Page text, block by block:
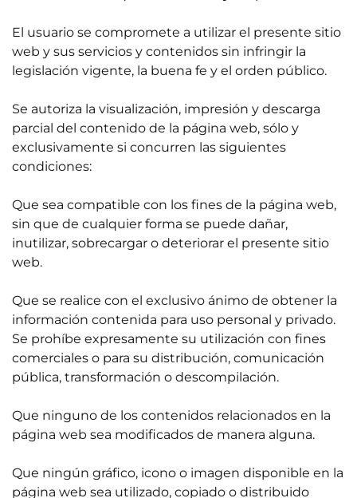
El usuario se compromete a utilizar el presente sitio
web y sus servicios y contenidos sin infringir la
legislación vigente, la buena fe y el orden público.
Se autoriza la visualización, impresión y descarga
parcial del contenido de la página web, sólo y
exclusivamente si concurren las siguientes
condiciones:
Que sea compatible con los fines de la página web,
sin que de cualquier forma se puede dañar,
inutilizar, sobrecargar o deteriorar el presente sitio
web.
Que se realice con el exclusivo ánimo de obtener la
información contenida para uso personal y privado.
Se prohíbe expresamente su utilización con fines
comerciales o para su distribución, comunicación
pública, transformación o descompilación.
Que ninguno de los contenidos relacionados en la
página web sea modificados de manera alguna.
Que ningún gráfico, icono o imagen disponible en la
página web sea utilizado, copiado o distribuido